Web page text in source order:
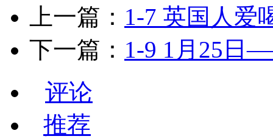
上一篇： 1-7 英国人爱
下一篇： 1-9 1月25日
评论
推荐